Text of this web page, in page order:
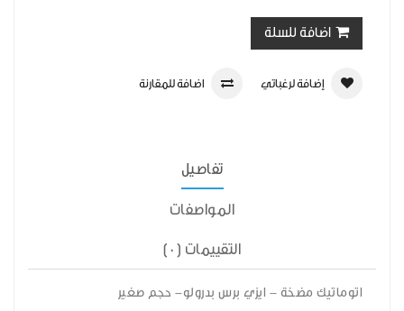
اضافة للسلة
إضافة لرغباتي اضافة للمقارنة
تفاصيل
المواصفات
التقييمات (0)
اتوماتيك مضخة - ايزي برس بدرولو- حجم صغير